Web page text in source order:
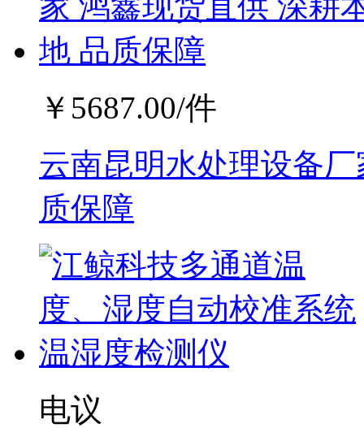
￥ 5687.00/件
云南昆明水处理设备
质保障
电议